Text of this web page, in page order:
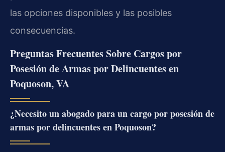
las opciones disponibles y las posibles
consecuencias.
Preguntas Frecuentes Sobre Cargos por
Posesión de Armas por Delincuentes en
Poquoson, VA
¿Necesito un abogado para un cargo por posesión de
armas por delincuentes en Poquoson?